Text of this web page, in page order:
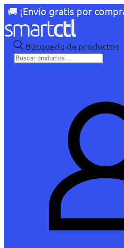
🚚 ¡Envío gratis por
Búsqueda de productos